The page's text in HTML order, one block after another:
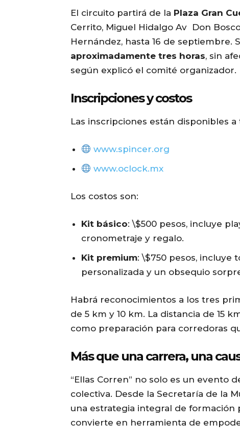
El circuito partirá de la Plaza Gran
Cerrito, Miguel Hidalgo Av Don
Hernández, hasta 16 de septiembre.
aproximadamente tres horas, sin
según explicó el comité organizador.
Inscripciones y costos
Las inscripciones están disponibles
www.spincer.org
www.oclock.mx
Los costos son:
Kit básico: \$500 pesos, incluye
cronometraje y regalo.
Kit premium: \$750 pesos, incluye
personalizada y un obsequio
Habrá reconocimientos a los tres
de 5 km y 10 km. La distancia de 15
como preparación para corredoras
Más que una carrera, una
“Ellas Corren” no solo es un evento
colectiva. Desde la Secretaría de la
una estrategia integral de formación
convierte en herramienta de